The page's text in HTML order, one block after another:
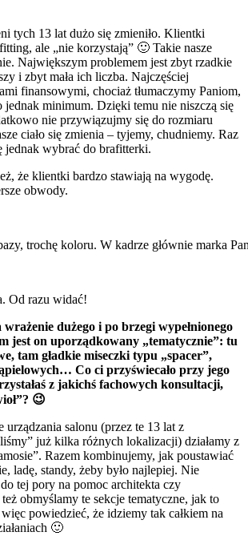
tych 13 lat dużo się zmieniło. Klientki
ale „nie korzystają” 🙂 Takie nasze
Największym problemem jest zbyt rzadkie
i zbyt mała ich liczba. Najczęściej
finansowymi, chociaż tłumaczymy Paniom,
jednak minimum. Dzięki temu nie niszczą się
nie przywiązujmy się do rozmiaru
ciało się zmienia – tyjemy, chudniemy. Raz
jednak wybrać do brafitterki.
że klientki bardzo stawiają na wygodę.
obwody.
trochę koloru. W kadrze głównie marka
Od razu widać!
dużego i po brzegi wypełnionego
jest on uporządkowany „tematycznie”: tu
tam gładkie miseczki typu „spacer”,
Co ci przyświecało przy jego
z jakichś fachowych konsultacji,
😉
urządzania salonu (przez te 13 lat z
już kilka różnych lokalizacji) działamy z
Razem kombinujemy, jak poustawiać
ladę, standy, żeby było najlepiej. Nie
tej pory na pomoc architekta czy
obmyślamy te sekcje tematyczne, jak to
powiedzieć, że idziemy tak całkiem na
🙂